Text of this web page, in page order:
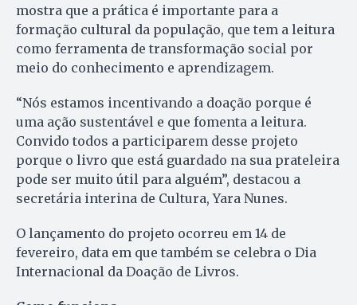
mostra que a prática é importante para a
formação cultural da população, que tem a leitura
como ferramenta de transformação social por
meio do conhecimento e aprendizagem.
“Nós estamos incentivando a doação porque é
uma ação sustentável e que fomenta a leitura.
Convido todos a participarem desse projeto
porque o livro que está guardado na sua prateleira
pode ser muito útil para alguém”, destacou a
secretária interina de Cultura, Yara Nunes.
O lançamento do projeto ocorreu em 14 de
fevereiro, data em que também se celebra o Dia
Internacional da Doação de Livros.